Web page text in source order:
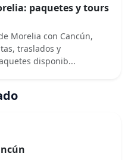
paquetes y tours
Morelia con Cancún,
traslados y
disponib...